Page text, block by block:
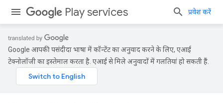
Play services प्रवेश करें
Google आपकी पसंदीदा भाषा में कॉन्टेंट का अनुवाद करने के लिए, एआई
टेक्नोलॉजी का इस्तेमाल करता है. एआई से मिले अनुवादों में गलतियां हो सकती हैं.